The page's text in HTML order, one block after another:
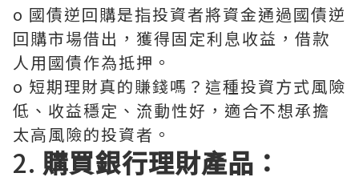
o 國債逆回購是指投資者將資金通過國債逆
回購市場借出，獲得固定利息收益，借款
人用國債作為抵押。
o 短期理財真的賺錢嗎？這種投資方式風險
低、收益穩定、流動性好，適合不想承擔
太高風險的投資者。
2. 購買銀行理財產品：